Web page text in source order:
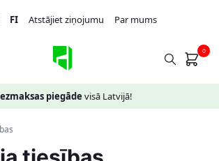
FI Atstājiet ziņojumu Par mums
0
piegāde visā Latvijā!